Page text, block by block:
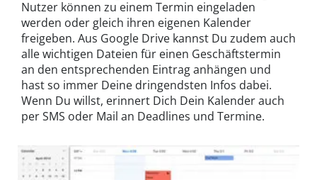
Nutzer können zu einem Termin eingeladen
werden oder gleich ihren eigenen Kalender
freigeben. Aus Google Drive kannst Du zudem auch
alle wichtigen Dateien für einen Geschäftstermin
an den entsprechenden Eintrag anhängen und
hast so immer Deine dringendsten Infos dabei.
Wenn Du willst, erinnert Dich Dein Kalender auch
per SMS oder Mail an Deadlines und Termine.